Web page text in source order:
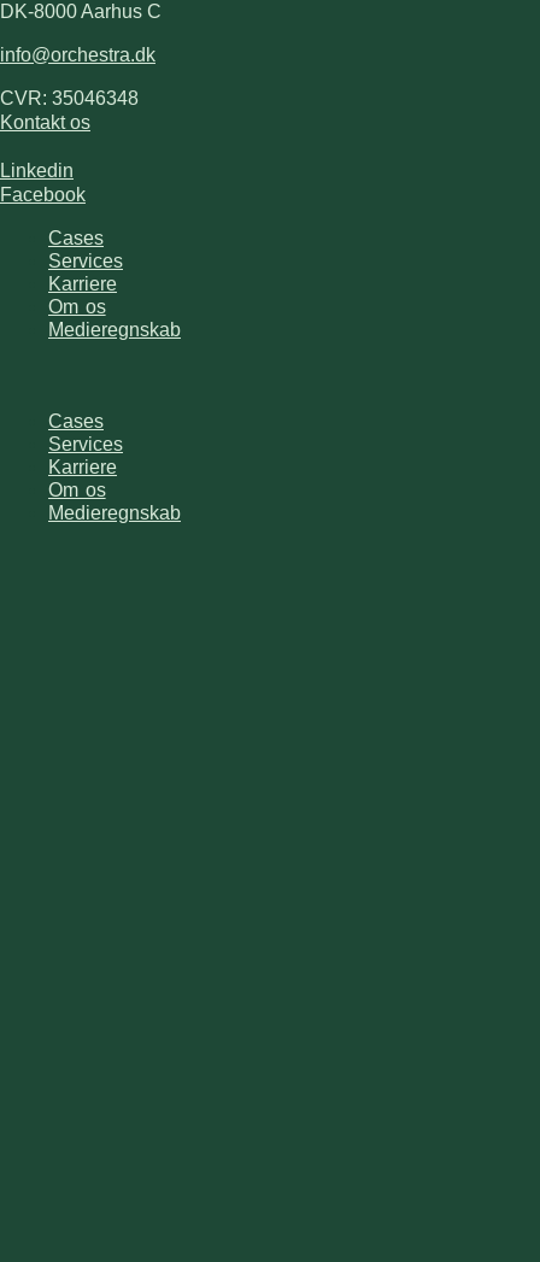
DK-8000 Aarhus C
info@orchestra.dk
CVR: 35046348
Kontakt os
Linkedin
Facebook
Cases
Services
Karriere
Om os
Medieregnskab
Cases
Services
Karriere
Om os
Medieregnskab